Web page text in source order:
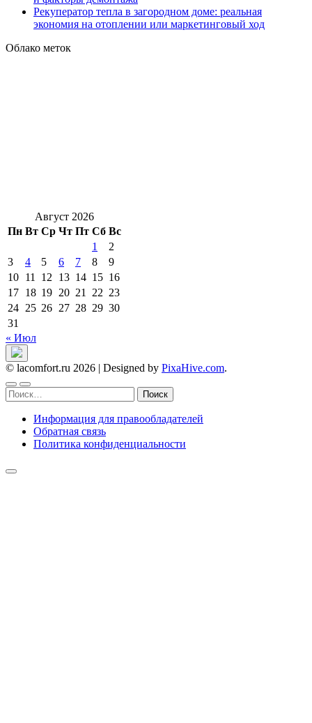
Рекуператор тепла в загородном доме: реальная
экономия на отоплении или маркетинговый ход
Облако меток
Август 2026
Пн Вт Ср Чт Пт Сб Вс
1
2
3
4 5 6 7 8
9
10 11 12 13 14 15 16
17 18 19 20 21 22 23
24 25 26 27 28 29 30
31
« Июл
© lacomfort.ru 2026 | Designed by PixaHive.com.
Найти:
Информация для правообладателей
Обратная связь
Политика конфиденциальности